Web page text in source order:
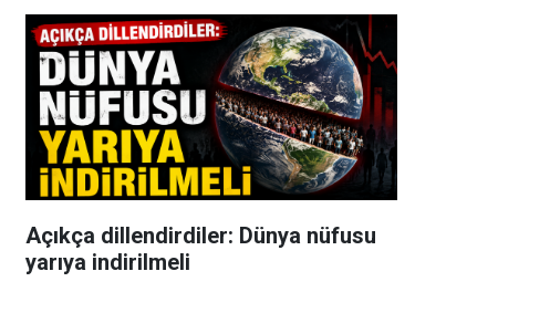
Açıkça dillendirdiler: Dünya nüfusu
yarıya indirilmeli